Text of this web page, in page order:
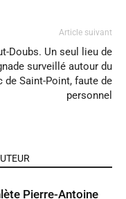
Article suivant
Doubs. Un seul lieu de
surveillé autour du
de Saint-Point, faute de
personnel
Pierre-Antoine